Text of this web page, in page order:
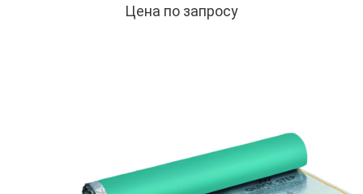
Цена по запросу